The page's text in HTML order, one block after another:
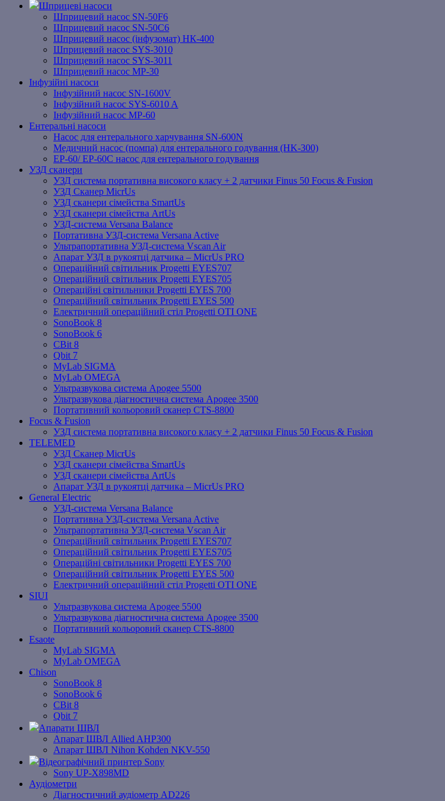
Шприцеві насоси
Шприцевий насос SN-50F6
Шприцевий насос SN-50C6
Шприцевий насос (інфузомат) НК-400
Шприцевий насос SYS-3010
Шприцевий насос SYS-3011
Шприцевий насос MP-30
Інфузійні насоси
Інфузійний насос SN-1600V
Інфузійний насос SYS-6010 A
Інфузійний насос MP-60
Ентеральні насоси
Насос для ентерального харчування SN-600N
Медичний насос (помпа) для ентерального годування (HK-300)
EP-60/ EP-60C насос для ентерального годування
УЗД сканери
УЗД система портативна високого класу + 2 датчики Finus 50 Focus & Fusion
УЗД Сканер MicrUs
УЗД сканери сімейства SmartUs
УЗД сканери сімейства ArtUs
УЗД-система Versana Balance
Портативна УЗД-система Versana Active
Ультрапортативна УЗД-система Vscan Air
Апарат УЗД в рукоятці датчика – MicrUs PRO
Операційний світильник Progetti EYES707
Операційний світильник Progetti EYES705
Операційні світильники Progetti EYES 700
Операційний світильник Progetti EYES 500
Електричний операційний стіл Progetti OTI ONE
SonoBook 8
SonoBook 6
СBit 8
Qbit 7
MyLab SIGMA
MyLab OMEGA
Ультразвукова система Apogee 5500
Ультразвукова діагностична система Apogee 3500
Портативний кольоровий сканер CTS-8800
Focus & Fusion
УЗД система портативна високого класу + 2 датчики Finus 50 Focus & Fusion
TELEMED
УЗД Сканер MicrUs
УЗД сканери сімейства SmartUs
УЗД сканери сімейства ArtUs
Апарат УЗД в рукоятці датчика – MicrUs PRO
General Electric
УЗД-система Versana Balance
Портативна УЗД-система Versana Active
Ультрапортативна УЗД-система Vscan Air
Операційний світильник Progetti EYES707
Операційний світильник Progetti EYES705
Операційні світильники Progetti EYES 700
Операційний світильник Progetti EYES 500
Електричний операційний стіл Progetti OTI ONE
SIUI
Ультразвукова система Apogee 5500
Ультразвукова діагностична система Apogee 3500
Портативний кольоровий сканер CTS-8800
Esaote
MyLab SIGMA
MyLab OMEGA
Chison
SonoBook 8
SonoBook 6
СBit 8
Qbit 7
Апарати ШВЛ
Апарат ШВЛ Allied AHP300
Апарат ШВЛ Nihon Kohden NKV-550
Відеографічний принтер Sony
Sony UP-X898MD
Аудіометри
Діагностичний аудіометр AD226